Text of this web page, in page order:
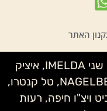
האתר
נטע לידור – קלמנטינה, שני IMELDA, איציק
מדיוק בעץ, לאה MONE, שני NAGELBERG, טל קנטרו,
ויצ"ו חיפה, רעות